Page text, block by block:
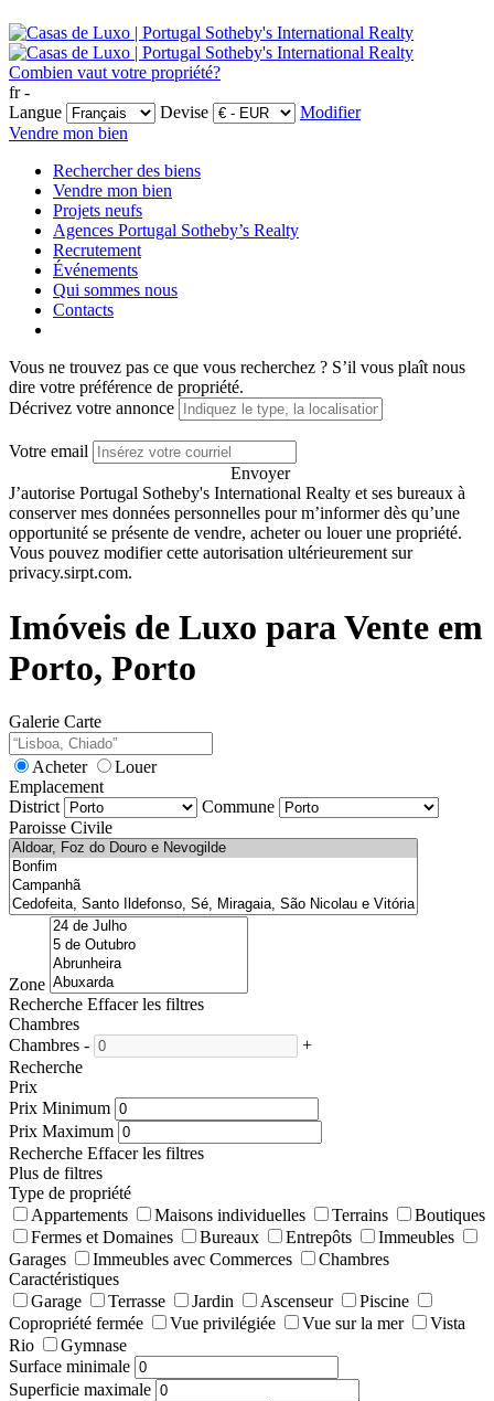
Combien vaut votre propriété?
fr -
Langue
Devise
Modifier
Vendre mon bien
Rechercher des biens
Vendre mon bien
Projets neufs
Agences Portugal Sotheby’s Realty
Recrutement
Événements
Qui sommes nous
Contacts
Vous ne trouvez pas ce que vous recherchez ? S’il vous plaît nous
dire votre préférence de propriété.
Décrivez votre annonce
Votre email
Envoyer
J’autorise Portugal Sotheby's International Realty et ses bureaux à
conserver mes données personnelles pour m’informer dès qu’une
opportunité se présente de vendre, acheter ou louer une propriété.
Vous pouvez modifier cette autorisation ultérieurement sur
privacy.sirpt.com.
Imóveis de Luxo para Vente em
Porto, Porto
Galerie Carte
Acheter
Louer
Emplacement
District
Commune
Paroisse Civile
Zone
Recherche Effacer les filtres
Chambres
Chambres -
+
Recherche
Prix
Prix Minimum
Prix Maximum
Recherche Effacer les filtres
Plus de filtres
Type de propriété
Appartements
Maisons individuelles Terrains
Boutiques
Fermes et Domaines
Bureaux Entrepôts
Immeubles
Garages
Immeubles avec Commerces
Chambres
Caractéristiques
Garage
Terrasse Jardin Ascenseur
Piscine
Copropriété fermée
Vue privilégiée Vue sur la mer
Vista
Rio
Gymnase
Surface minimale
Superficie maximale